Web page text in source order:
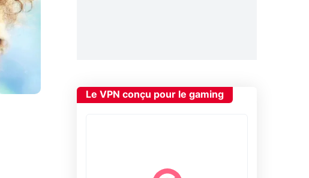
Le VPN conçu pour le gaming